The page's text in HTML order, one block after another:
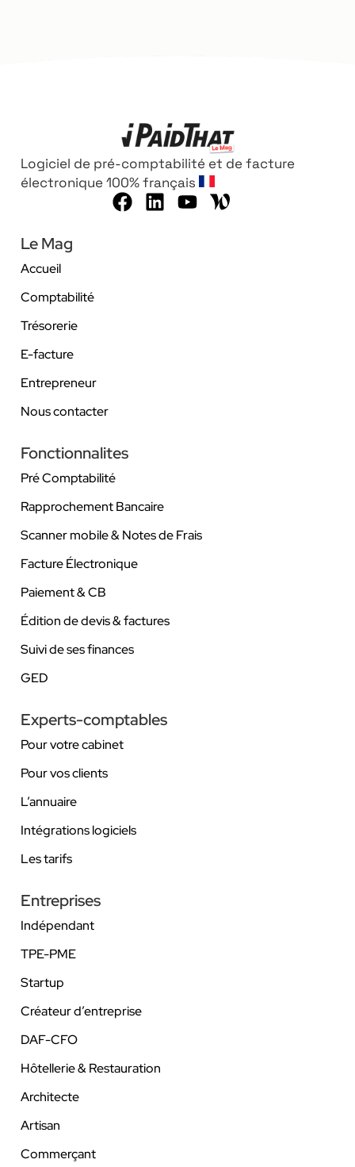
Logiciel de pré-comptabilité et de facture
électronique 100% français
Le Mag
Accueil
Comptabilité
Trésorerie
E-facture
Entrepreneur
Nous contacter
Fonctionnalites
Pré Comptabilité
Rapprochement Bancaire
Scanner mobile & Notes de Frais
Facture Électronique
Paiement & CB
Édition de devis & factures
Suivi de ses finances
GED
Experts-comptables
Pour votre cabinet
Pour vos clients
L’annuaire
Intégrations logiciels
Les tarifs
Entreprises
Indépendant
TPE-PME
Startup
Créateur d’entreprise
DAF-CFO
Hôtellerie & Restauration
Architecte
Artisan
Commerçant